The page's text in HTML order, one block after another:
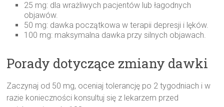
25 mg: dla wrażliwych pacjentów lub łagodnych
objawów.
50 mg: dawka początkowa w terapii depresji i lęków.
100 mg: maksymalna dawka przy silnych objawach.
Porady dotyczące zmiany dawki
Zaczynaj od 50 mg, oceniaj tolerancję po 2 tygodniach i w
razie konieczności konsultuj się z lekarzem przed